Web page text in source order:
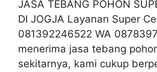
JASA TEBANG POHON
DI JOGJA Layanan Super
081392246522 WA
menerima jasa tebang
sekitarnya, kami cukup